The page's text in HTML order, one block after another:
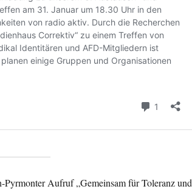
Pyrmonter Aufruf „Gemeinsam für Toleranz und